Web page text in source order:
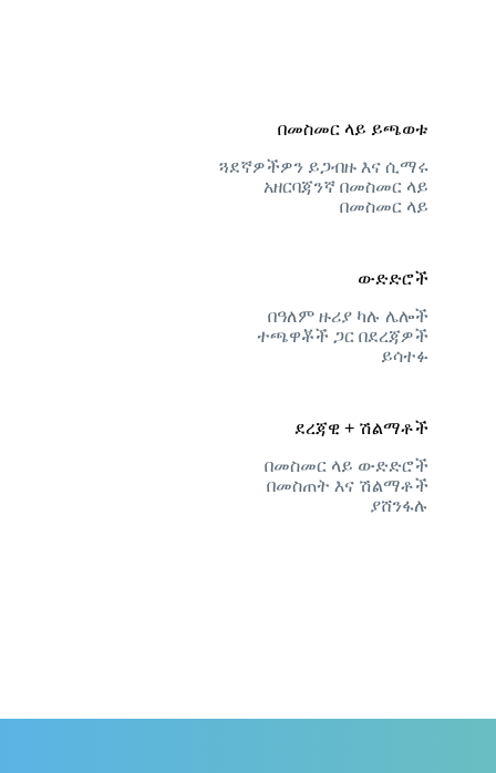
በመስመር ላይ ይጫወቱ
ጓደኛዎችዎን ይጋብዙ እና ሲማሩ
አዘርባጃንኛ በመስመር ላይ
በመስመር ላይ
ውድድሮች
በዓለም ዙሪያ ካሉ ሌሎች
ተጫዋቾች ጋር በደረጃዎች
ይሳተፉ
ደረጃዊ + ሽልማቶች
በመስመር ላይ ውድድሮች
በመስጠት እና ሽልማቶች
ያሸንፋሉ